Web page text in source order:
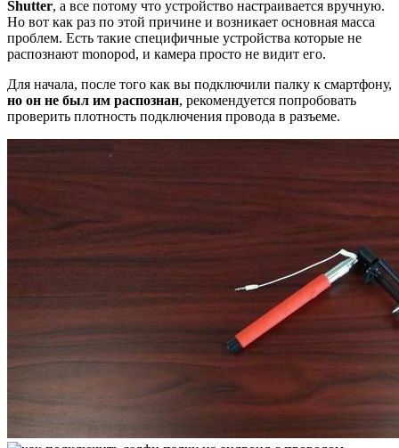
Shutter, а все потому что устройство настраивается вручную.
Но вот как раз по этой причине и возникает основная масса
проблем. Есть такие специфичные устройства которые не
распознают monopod, и камера просто не видит его.
Для начала, после того как вы подключили палку к смартфону,
но он не был им распознан, рекомендуется попробовать
проверить плотность подключения провода в разъеме.